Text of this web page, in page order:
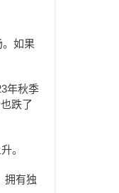
如果
年秋季
跌了
。
拥有独